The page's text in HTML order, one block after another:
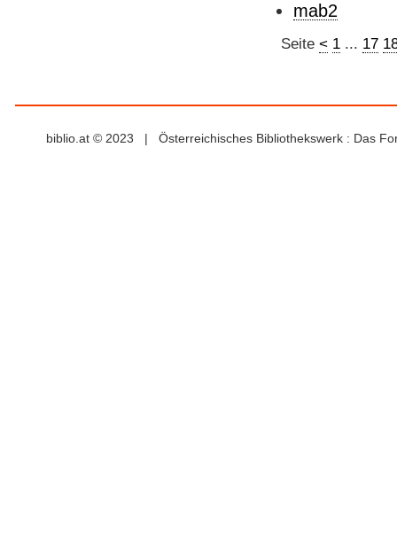
mab2
Seite < 1... 17
biblio.at © 2023 | Österreichisches Bibliothekswerk : Das